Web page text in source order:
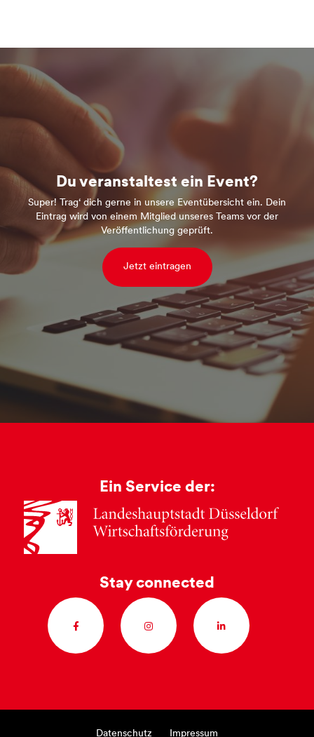
Du veranstaltest ein Event?
Super! Trag‘ dich gerne in unsere Eventübersicht ein. Dein
Eintrag wird von einem Mitglied unseres Teams vor der
Veröffentlichung geprüft.
Jetzt eintragen
Ein Service der:
Stay connected
Datenschutz Impressum